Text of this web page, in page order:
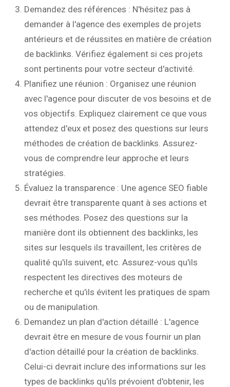
Demandez des références : N'hésitez pas à
demander à l'agence des exemples de projets
antérieurs et de réussites en matière de création
de backlinks. Vérifiez également si ces projets
sont pertinents pour votre secteur d'activité.
Planifiez une réunion : Organisez une réunion
avec l'agence pour discuter de vos besoins et de
vos objectifs. Expliquez clairement ce que vous
attendez d'eux et posez des questions sur leurs
méthodes de création de backlinks. Assurez-
vous de comprendre leur approche et leurs
stratégies.
Évaluez la transparence : Une agence SEO fiable
devrait être transparente quant à ses actions et
ses méthodes. Posez des questions sur la
manière dont ils obtiennent des backlinks, les
sites sur lesquels ils travaillent, les critères de
qualité qu'ils suivent, etc. Assurez-vous qu'ils
respectent les directives des moteurs de
recherche et qu'ils évitent les pratiques de spam
ou de manipulation.
Demandez un plan d'action détaillé : L'agence
devrait être en mesure de vous fournir un plan
d'action détaillé pour la création de backlinks.
Celui-ci devrait inclure des informations sur les
types de backlinks qu'ils prévoient d'obtenir, les